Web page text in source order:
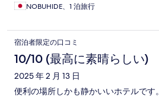
NOBUHIDE、1 泊旅行
宿泊者限定の口コミ
10/10 (最高に素晴らしい)
2025 年 2 月 13 日
便利の場所しかも静かいいホテルです。